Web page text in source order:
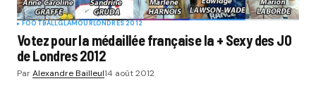
FOOTBALLGLAMOURLONDRES 2012
Votez pour la médaillée française la + Sexy des JO
de Londres 2012
ParAlexandre Bailleul14 août 2012